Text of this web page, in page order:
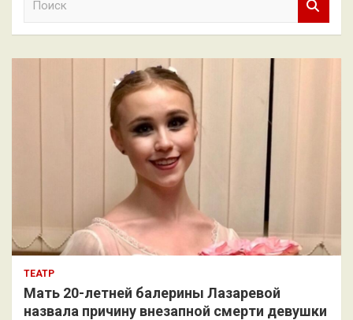
к
ТЕАТР
Мать 20-летней балерины Лазаревой
назвала причину внезапной смерти девушки